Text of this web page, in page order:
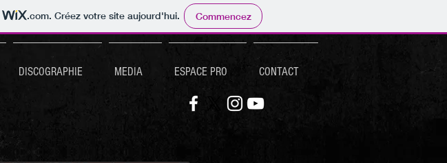
.com. Créez votre site aujourd'hui. Commencez
DISCOGRAPHIE MEDIA ESPACE PRO CONTACT